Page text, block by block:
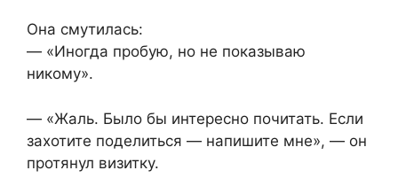
Она смутилась:
— «Иногда пробую, но не показываю
никому».
— «Жаль. Было бы интересно почитать. Если
захотите поделиться — напишите мне», — он
протянул визитку.